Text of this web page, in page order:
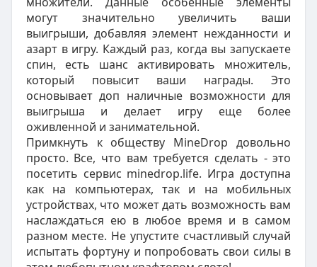
могут значительно увеличить ваши
выигрыши, добавляя элемент нежданности и
азарт в игру. Каждый раз, когда вы запускаете
спин, есть шанс активировать множитель,
который повысит ваши награды. Это
основывает доп наличные возможности для
выигрыша и делает игру еще более
оживленной и занимательной.
Примкнуть к обществу MineDrop довольно
просто. Все, что вам требуется сделать - это
посетить сервис minedrop.life. Игра доступна
как на компьютерах, так и на мобильных
устройствах, что может дать возможность вам
наслаждаться ею в любое время и в самом
разном месте. Не упустите счастливый случай
испытать фортуну и попробовать свои силы в